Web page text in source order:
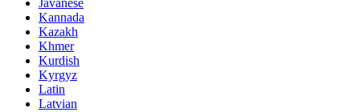
Javanese
Kannada
Kazakh
Khmer
Kurdish
Kyrgyz
Latin
Latvian